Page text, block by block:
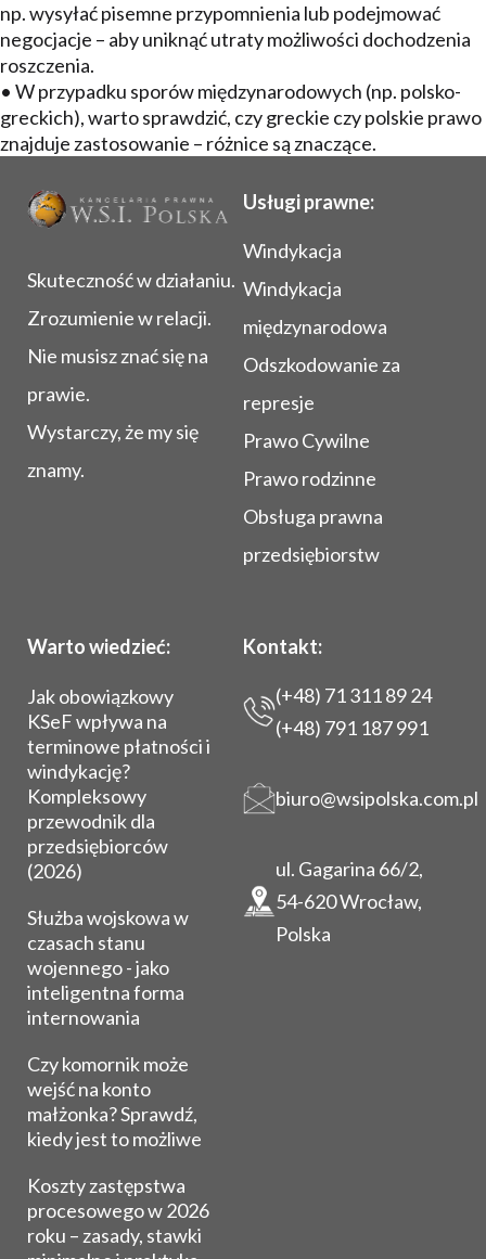
np. wysyłać pisemne przypomnienia lub podejmować
negocjacje – aby uniknąć utraty możliwości dochodzenia
roszczenia.
• W przypadku sporów międzynarodowych (np. polsko-
greckich), warto sprawdzić, czy greckie czy polskie prawo
znajduje zastosowanie – różnice są znaczące.
Skuteczność w działaniu.
Zrozumienie w relacji.
Nie musisz znać się na
prawie.
Wystarczy, że my się
znamy.
Usługi prawne:
Windykacja
Windykacja
międzynarodowa
Odszkodowanie za
represje
Prawo Cywilne
Prawo rodzinne
Obsługa prawna
przedsiębiorstw
Warto wiedzieć:
Jak obowiązkowy
KSeF wpływa na
terminowe płatności i
windykację?
Kompleksowy
przewodnik dla
przedsiębiorców
(2026)
Służba wojskowa w
czasach stanu
wojennego - jako
inteligentna forma
internowania
Czy komornik może
wejść na konto
małżonka? Sprawdź,
kiedy jest to możliwe
Koszty zastępstwa
procesowego w 2026
roku – zasady, stawki
Kontakt:
(+48) 71 311 89 24
(+48) 791 187 991
biuro@wsipolska.com.pl
ul. Gagarina 66/2,
54-620 Wrocław,
Polska